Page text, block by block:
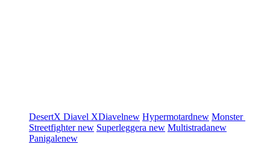
DesertX Diavel XDiavelnew Hypermotardnew Monster
Streetfighternew Superleggera new Multistradanew
Panigalenew